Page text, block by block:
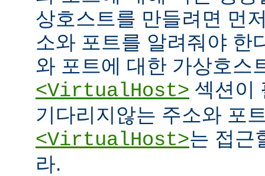
상호스트를 만들려면 먼
소와 포트를 알려줘야 한
와 포트에 대한 가상호스
<VirtualHost> 섹션이
기다리지않는 주소와 포
<VirtualHost>는 접근
라.